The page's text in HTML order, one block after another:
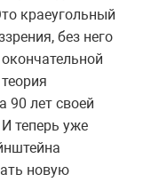
краеугольный
без него
90 лет своей
теперь уже
новую